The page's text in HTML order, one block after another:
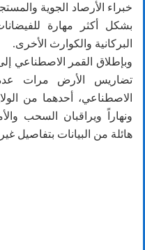
خبراء الأرصاد الجوية
بشكل أكثر مهارة للفيضانات
البركانية والكوارث الأخرى.
وبإطلاق القمر الاصطناعي
تضاريس الأرض مرات عدة
الاصطناعي، أحدهما من
ونهاراً ويراقبان السحب
هائلة من البيانات بتفاصيل